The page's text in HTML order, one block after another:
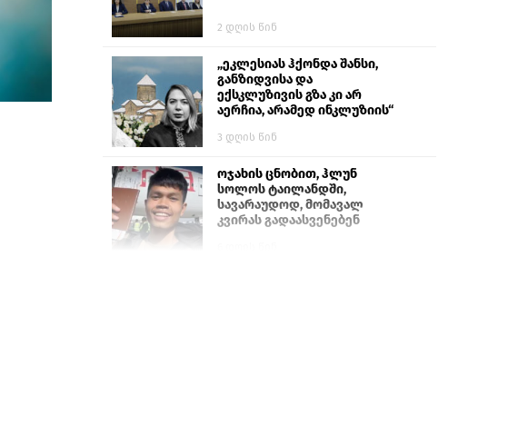
2 დღის წინ
„ეკლესიას ჰქონდა შანსი,
განზიდვისა და
ექსკლუზივის გზა კი არ
აერჩია, არამედ ინკლუზიის“
3 დღის წინ
ოჯახის ცნობით, ჰლუნ
სოლოს ტაილანდში,
სავარაუდოდ, მომავალ
კვირას გადაასვენებენ